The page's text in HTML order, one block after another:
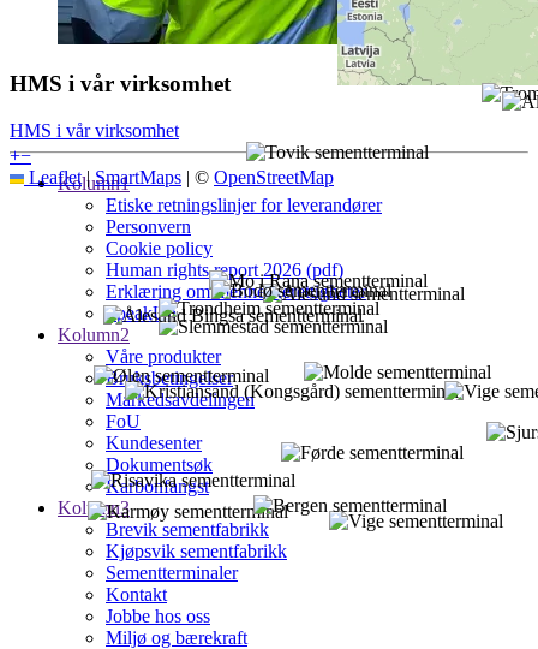
+−
Leaflet | SmartMaps | © OpenStreetMap
HMS i vår virksomhet
HMS i vår virksomhet
Kolumn1
Etiske retningslinjer for leverandører
Personvern
Cookie policy
Human rights report 2026 (pdf)
Erklæring om menneskerettigheter
SpeakUp
Kolumn2
Våre produkter
Bruksbetingelser
Markedsavdelingen
FoU
Kundesenter
Dokumentsøk
Karbonfangst
Kolumn3
Brevik sementfabrikk
Kjøpsvik sementfabrikk
Sementterminaler
Kontakt
Jobbe hos oss
Miljø og bærekraft